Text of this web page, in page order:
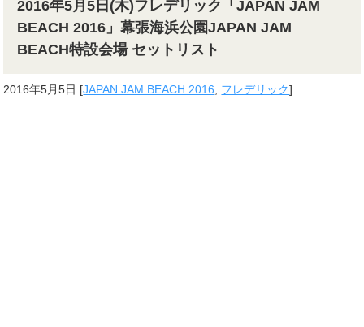
2016年5月5日(木)フレデリック「JAPAN JAM
BEACH 2016」幕張海浜公園JAPAN JAM
BEACH特設会場 セットリスト
2016年5月5日 [JAPAN JAM BEACH 2016, フレデリック]